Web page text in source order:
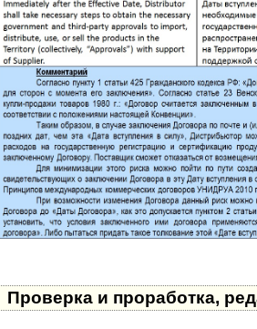
Проверка и проработка,